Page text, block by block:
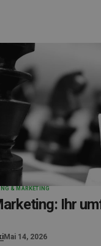
& MARKETING
Ihr
Mai 14, 2026